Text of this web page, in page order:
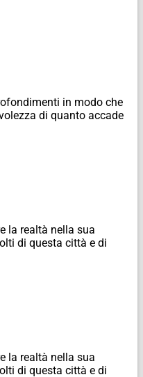
in modo che
di quanto accade
la realtà nella sua
di questa città e di
la realtà nella sua
di questa città e di